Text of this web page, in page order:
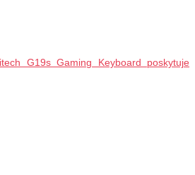
G19s Gaming Keyboard poskytuje